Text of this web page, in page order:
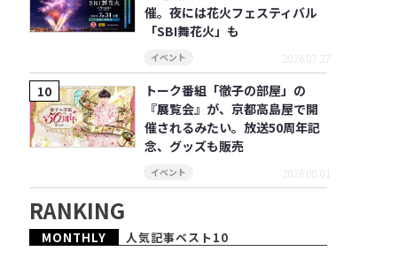
催。夜には花火フェスティバル
「SBI舞花火」も
イベント 2026.07.27
トーク番組「徹子の部屋」の
『展覧会』が、京都高島屋で開
催されるみたい。放送50周年記
念、グッズも販売
イベント 2026.08.01
RANKING
MONTHLY 人気記事ベスト10